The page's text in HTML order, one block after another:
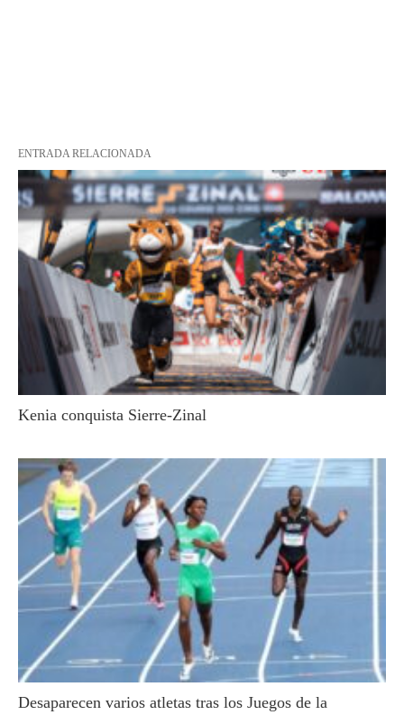
ENTRADA RELACIONADA
Kenia conquista Sierre-Zinal
Desaparecen varios atletas tras los Juegos de la